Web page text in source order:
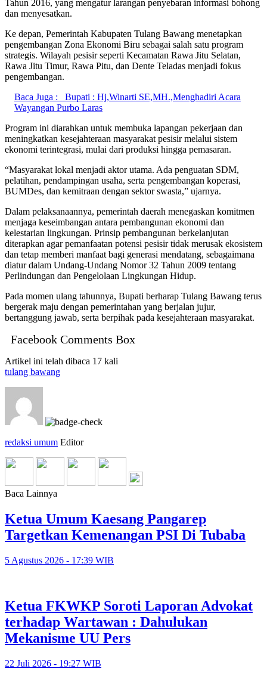
Tahun 2016, yang mengatur larangan penyebaran informasi bohong
dan menyesatkan.
Ke depan, Pemerintah Kabupaten Tulang Bawang menetapkan
pengembangan Zona Ekonomi Biru sebagai salah satu program
strategis. Wilayah pesisir seperti Kecamatan Rawa Jitu Selatan,
Rawa Jitu Timur, Rawa Pitu, dan Dente Teladas menjadi fokus
pengembangan.
Baca Juga :
Bupati : Hj,Winarti SE,MH.,Menghadiri Acara
Wayangan Purbo Laras
Program ini diarahkan untuk membuka lapangan pekerjaan dan
meningkatkan kesejahteraan masyarakat pesisir melalui sistem
ekonomi terintegrasi, mulai dari produksi hingga pemasaran.
“Masyarakat lokal menjadi aktor utama. Ada penguatan SDM,
pelatihan, pendampingan usaha, serta pengembangan koperasi,
BUMDes, dan kemitraan dengan sektor swasta,” ujarnya.
Dalam pelaksanaannya, pemerintah daerah menegaskan komitmen
menjaga keseimbangan antara pembangunan ekonomi dan
kelestarian lingkungan. Prinsip pembangunan berkelanjutan
diterapkan agar pemanfaatan potensi pesisir tidak merusak ekosistem
dan tetap memberi manfaat bagi generasi mendatang, sebagaimana
diatur dalam Undang-Undang Nomor 32 Tahun 2009 tentang
Perlindungan dan Pengelolaan Lingkungan Hidup.
Pada momen ulang tahunnya, Bupati berharap Tulang Bawang terus
bergerak maju dengan pemerintahan yang berjalan jujur,
bertanggung jawab, serta berpihak pada kesejahteraan masyarakat.
Facebook Comments Box
Artikel ini telah dibaca 17 kali
tulang bawang
redaksi umum Editor
Baca Lainnya
Ketua Umum Kaesang Pangarep
Targetkan Kemenangan PSI Di Tubaba
5 Agustus 2026 - 17:39 WIB
Ketua FKWKP Soroti Laporan Advokat
terhadap Wartawan : Dahulukan
Mekanisme UU Pers
22 Juli 2026 - 19:27 WIB